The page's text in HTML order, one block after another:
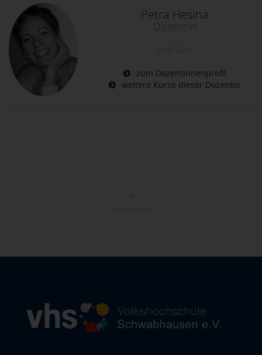
Petra Hesina
Dozentin
zum Dozentinnenprofil
weitere Kurse dieser Dozentin